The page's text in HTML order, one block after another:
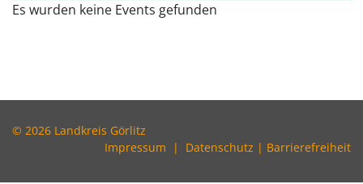
Es wurden keine Events gefunden
© 2026 Landkreis Görlitz
Impressum | Datenschutz | Barrierefreiheit